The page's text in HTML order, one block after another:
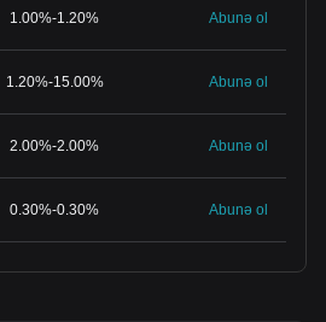
1.00%-1.20% Abunə ol
1.20%-15.00% Abunə ol
2.00%-2.00% Abunə ol
0.30%-0.30% Abunə ol